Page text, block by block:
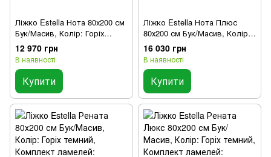
Ліжко Estella Нота 80х200 см
Бук/Масив, Колір: Горіх
темний, Комплект ламелей:
Стандарт, Без шухляд,
Планка безпеки: Ні
12 970 грн
В наявності
Купити
Ліжко Estella Нота Плюс
80х200 см Бук/Масив, Колір:
Горіх темний, Комплект
ламелей: Стандарт, Без
шухляд, Планка безпеки: Ні
16 030 грн
В наявності
Купити